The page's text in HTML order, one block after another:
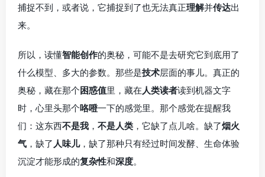
捕捉不到，或者说，它捕捉到了也无法真正理解并传达出
来。
所以，读懂智能创作的奥秘，可能不是去研究它到底用了
什么模型、多大的参数。那些是技术层面的事儿。真正的
奥秘，藏在那个困惑值里，藏在 人类读者读到机器文字
时，心里头那个咯噔一下的感觉里。那个感觉在提醒我
们：这东西不是我 ， 不是人类 ，它缺了点儿啥。缺了烟火
气 ，缺了 人味儿，缺了那种只有经过时间发酵、生命体验
沉淀才能形成的复杂性和深度。